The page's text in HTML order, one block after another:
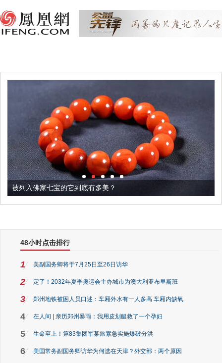
被列入佛家七宝的它到底有多美？
48小时点击排行
1 美副国务卿将于7月25日至26日访华
2 定了！2032年夏季奥运会主办城市为澳大利亚布里斯班
3 郑州地铁被困人员口述：车厢外水有一人多高 车厢内缺氧
4 在人间 | 亲历郑州暴雨：我用皮划艇救了一个孕妇
5 生命至上！第83集团军某旅紧急实施爆破分洪
6 美国常务副国务卿访华为何选在天津？外交部：两个原因